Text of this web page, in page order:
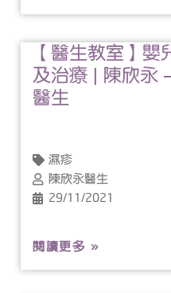
【醫生教室】嬰
及治療 | 陳欣永
醫生
濕疹
陳欣永醫生
29/11/2021
閱讀更多 »